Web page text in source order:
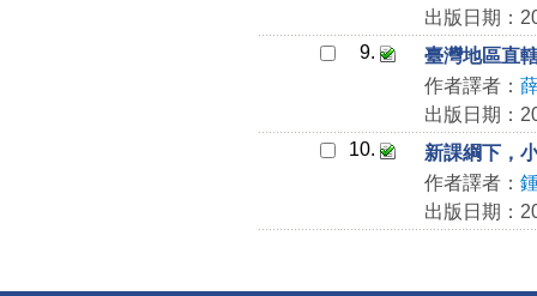
出版日期：
9.
臺灣地區直
作者譯者：
出版日期：
10.
新課綱下，
作者譯者：
出版日期：